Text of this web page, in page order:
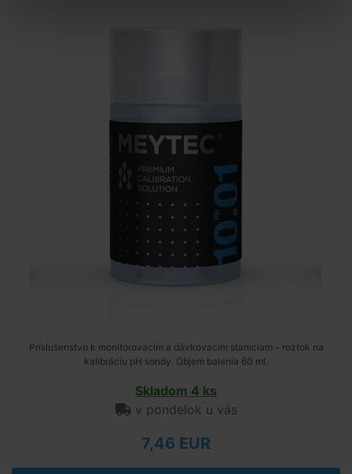
Príslušenstvo k monitorovacím a dávkovacím staniciam - roztok na
kalibráciu pH sondy. Objem balenia 60 ml.
Skladom 4 ks
v pondelok u vás
7,46 EUR